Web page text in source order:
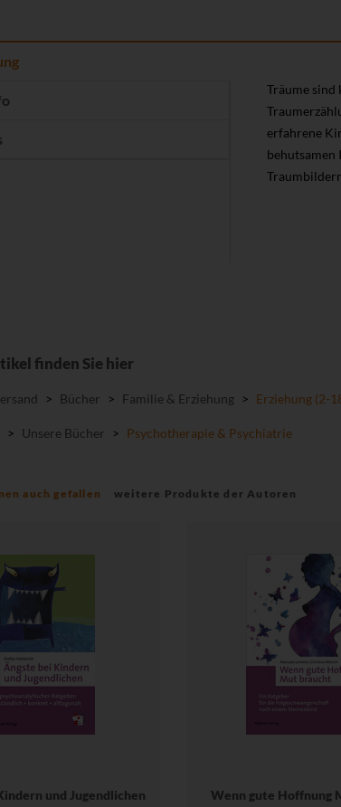
Träume sind
erfahrene
behutsamen
finden Sie hier
> Bücher > Familie & Erziehung > Erziehung (2-
> Unsere Bücher > Psychotherapie & Psychiatrie
auch gefallen weitere Produkte der Autoren
und Jugendlichen
Wenn gute Hoffnung